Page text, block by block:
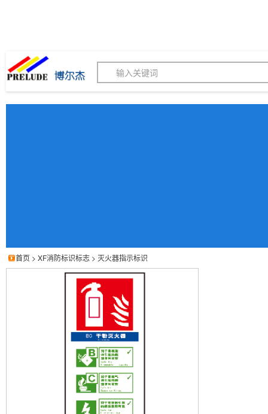
博尔杰PTS - 工业标识解
首页 > XF消防标识标志 > 灭火器指示标识
博尔杰 灭火器指示标识